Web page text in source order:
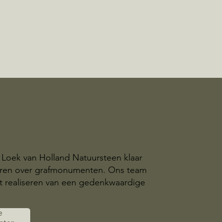
van Holland Natuursteen klaar
over grafmonumenten. Ons team
van een gedenkwaardige